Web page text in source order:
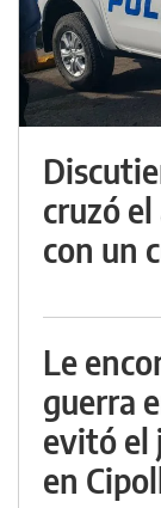
cruzó
con un
Le
guerra
evitó el
en